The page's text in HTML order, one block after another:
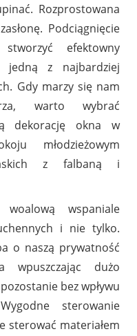
Rozprostowana
Podciągnięcie
efektowny
z najbardziej
Gdy marzy się nam
warto wybrać
dekorację okna w
młodzieżowym
z falbaną i
wspaniale
i nie tylko.
o naszą prywatność
dużo
bez wpływu
sterowanie
sterować materiałem